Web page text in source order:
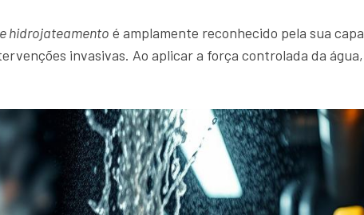
hidrojateamento é amplamente reconhecido pela sua
invasivas. Ao aplicar a força controlada da